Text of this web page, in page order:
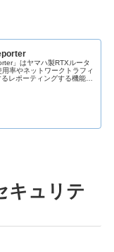
」はヤマハ製RTXルータ
率やネットワークトラフィ
レポーティングする機能に
キュリテ